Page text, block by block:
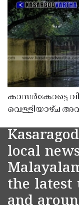
കാസർകോട്ടെ
വെള്ളിയാഴ്ച
local
the latest